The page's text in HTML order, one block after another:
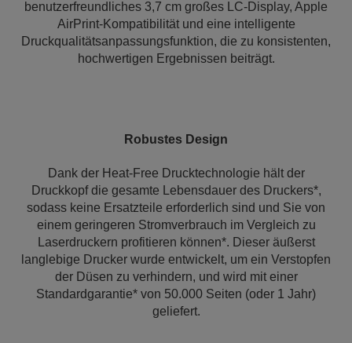
benutzerfreundliches 3,7 cm großes LC-Display, Apple
AirPrint-Kompatibilität und eine intelligente
Druckqualitätsanpassungsfunktion, die zu konsistenten,
hochwertigen Ergebnissen beiträgt.
Robustes Design
Dank der Heat-Free Drucktechnologie hält der
Druckkopf die gesamte Lebensdauer des Druckers*,
sodass keine Ersatzteile erforderlich sind und Sie von
einem geringeren Stromverbrauch im Vergleich zu
Laserdruckern profitieren können*. Dieser äußerst
langlebige Drucker wurde entwickelt, um ein Verstopfen
der Düsen zu verhindern, und wird mit einer
Standardgarantie* von 50.000 Seiten (oder 1 Jahr)
geliefert.